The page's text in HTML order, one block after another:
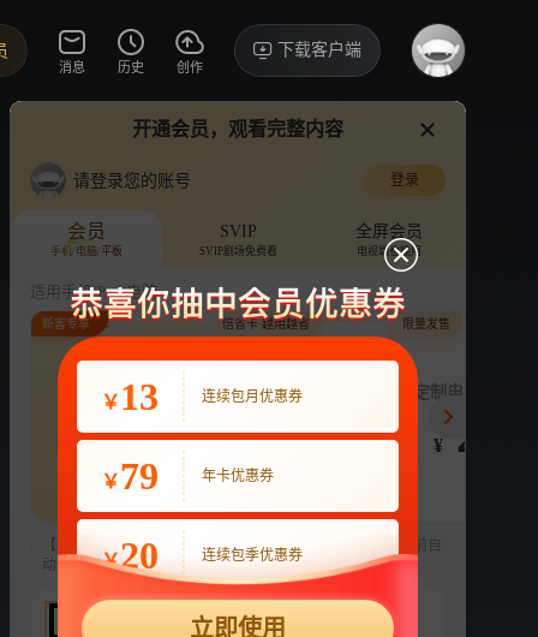
消息 历史 创作
下载客户端
讨论·81
爸爸当家 第五季
综艺 综艺热搜榜No.10 娱乐
142.6万分享
每周一周二12:00正片更新
第五季 第三季 第二季 第一季
开通会员，观看完整内容
请登录您的账号 登录
会员
手机/电脑/平板
SVIP
SVIP剧场免费看
全屏会员
电视端也能用
适用手机/Pad/电脑
连续包月
¥ 22
22
新客专享
月付最低至
¥ 3.9
倍省卡·越用越省
定制电子吧唧年
¥ 248
限量发售
【新用户专享】前3个月每月9元，第4个月起22元/月，到期前自
动续费，可随时取消。
￥ 13 连续包月优惠券
￥79 年卡优惠券
￥20 连续包季优惠券
立即使用